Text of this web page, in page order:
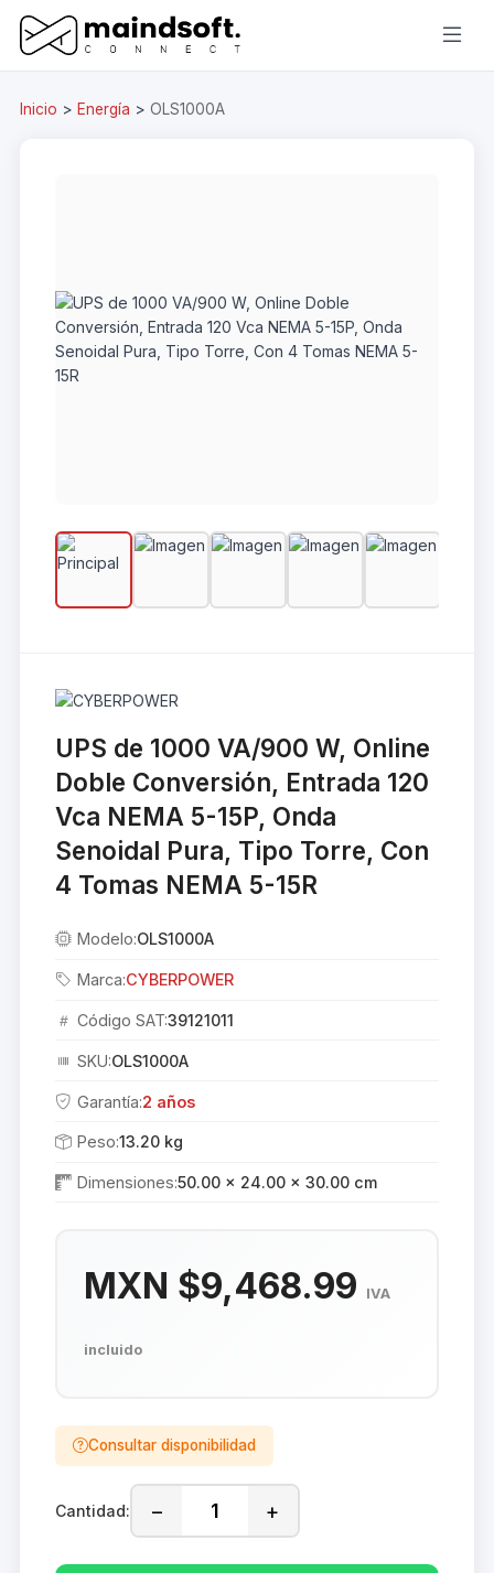
Inicio > Energía > OLS1000A
UPS de 1000 VA/900 W, Online
Doble Conversión, Entrada 120
Vca NEMA 5-15P, Onda
Senoidal Pura, Tipo Torre, Con
4 Tomas NEMA 5-15R
Modelo:OLS1000A
Marca:CYBERPOWER
Código SAT:39121011
SKU:OLS1000A
Garantía:2 años
Peso:13.20 kg
Dimensiones:50.00 × 24.00 × 30.00 cm
MXN $9,468.99 IVA
incluido
Consultar disponibilidad
Cantidad: − +